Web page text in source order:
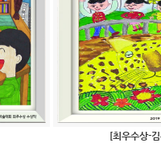
[최우수상-